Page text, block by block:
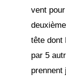
vent
tête dont
par 5
prennent